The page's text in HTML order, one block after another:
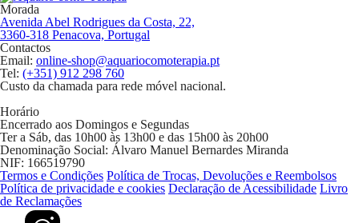
Morada
Avenida Abel Rodrigues da Costa, 22,
3360-318 Penacova, Portugal
Contactos
Email: online-shop@aquariocomoterapia.pt
Tel: (+351) 912 298 760
Custo da chamada para rede móvel nacional.
Horário
Encerrado aos Domingos e Segundas
Ter a Sáb, das 10h00 às 13h00 e das 15h00 às 20h00
Denominação Social: Álvaro Manuel Bernardes Miranda
NIF: 166519790
Termos e Condições Política de Trocas, Devoluções e Reembolsos
Política de privacidade e cookies Declaração de Acessibilidade Livro
de Reclamações